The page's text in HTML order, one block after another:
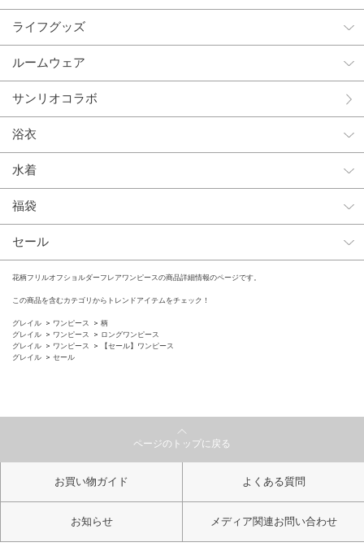
ライフグッズ
ルームウェア
サンリオコラボ
浴衣
水着
福袋
セール
花柄フリルオフショルダーフレアワンピースの商品詳細情報のページです。
この商品を含むカテゴリからトレンドアイテムをチェック！
グレイル ワンピース
柄
グレイル
ワンピース
ロングワンピース
グレイル
ワンピース
【セール】ワンピース
グレイル
セール
ページのトップに戻る
お買い物ガイド よくある質問
お知らせ メディア関連お問い合わせ